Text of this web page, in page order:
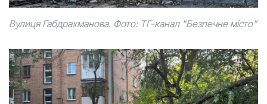
Вулиця Габдрахманова. Фото: ТГ-канал "Безпечне місто"